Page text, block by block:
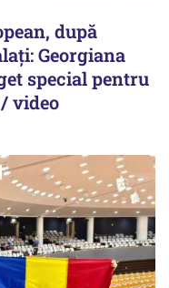
după
Georgiana
special pentru
video